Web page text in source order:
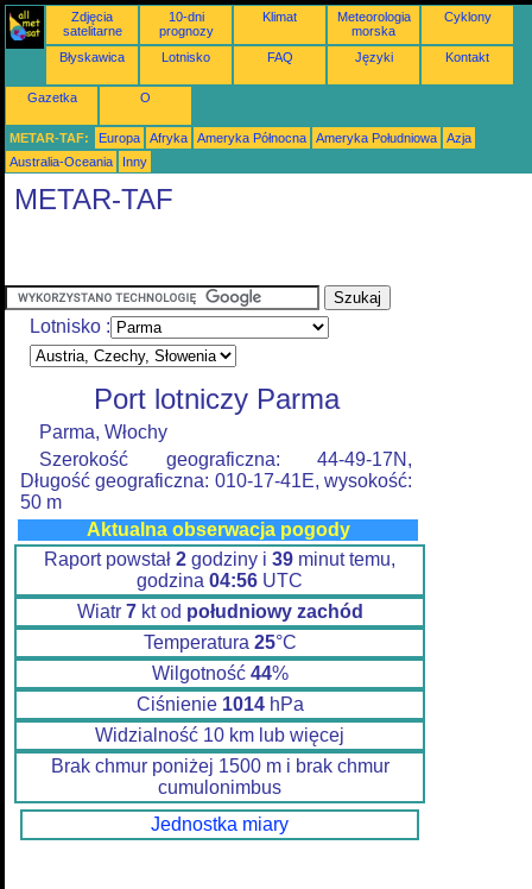
Zdjęcia
satelitarne
10-dni
prognozy
Klimat
Meteorologia
morska
Cyklony
Błyskawica Lotnisko FAQ Języki Kontakt
Gazetka O
METAR-TAF: Europa Afryka Ameryka Północna Ameryka Południowa
Azja
Australia-Oceania
Inny
METAR-TAF
Lotnisko :
Port lotniczy Parma
Parma, Włochy
Szerokość geograficzna: 44-49-17N,
Długość geograficzna: 010-17-41E, wysokość:
50 m
Aktualna obserwacja pogody
Raport powstał 2 godziny i 39 minut temu,
godzina 04:56 UTC
Wiatr 7kt od południowy zachód
Temperatura 25°C
Wilgotność 44%
Ciśnienie 1014hPa
Widzialność 10 km lub więcej
Brak chmur poniżej 1500 m i brak chmur
cumulonimbus
Jednostka miary